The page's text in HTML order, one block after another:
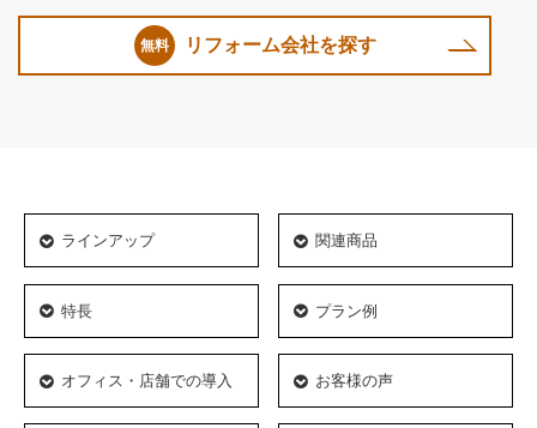
リフォーム会社を探す
ラインアップ 関連商品
特長 プラン例
オフィス・店舗での導入 お客様の声